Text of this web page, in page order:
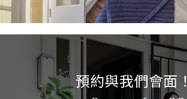
預約與我們會面！